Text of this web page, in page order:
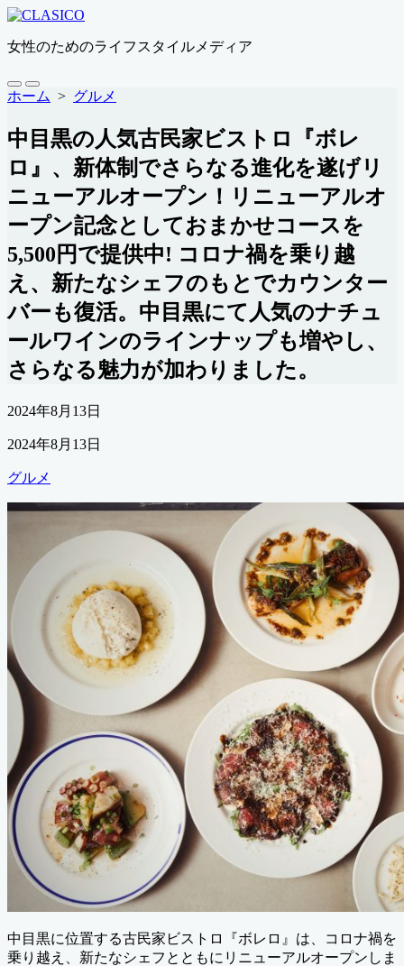
コ
テ
ツ
ス
キ
ッ
女性のためのライフスタイルメディア
検
索
り
え
メ
ニ
ー
ホーム > グルメ
中目黒の人気古民家ビストロ『ボレ
ロ』、新体制でさらなる進化を遂げリ
ニューアルオープン！リニューアルオ
ープン記念としておまかせコースを
5,500円で提供中! コロナ禍を乗り越
え、新たなシェフのもとでカウンター
バーも復活。中目黒にて人気のナチュ
ールワインのラインナップも増やし、
さらなる魅力が加わりました。
公
日
2024年8月13日
最
更
新
2024年8月13日
カ
ゴ
グルメ
中目黒に位置する古民家ビストロ『ボレロ』は、コロナ禍を
乗り越え、新たなシェフとともにリニューアルオープンしま